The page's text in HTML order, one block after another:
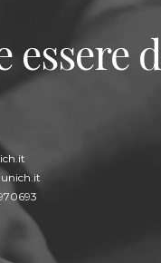
essere